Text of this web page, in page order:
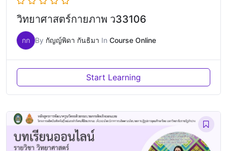
วิทยาศาสตร์กายภาพ ว33106
กก By กัญญ์พิดา กันธิมา In Course Online
Start Learning